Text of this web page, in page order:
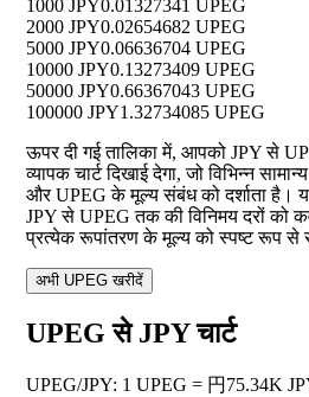
1000 JPY0.01327341 UPEG
2000 JPY0.02654682 UPEG
5000 JPY0.06636704 UPEG
10000 JPY0.13273409 UPEG
50000 JPY0.66367043 UPEG
100000 JPY1.32734085 UPEG
ऊपर दी गई तालिका में, आपको JPY से
व्यापक चार्ट दिखाई देगा, जो विभिन्न
और UPEG के मूल्य संबंध को दर्शाता है।
JPY से UPEG तक की विनिमय दरों को
प्रत्येक रूपांतरण के मूल्य को स्पष्ट रूप
अभी UPEG खरीदें
UPEG से JPY चार्ट
UPEG/JPY: 1 UPEG = 円75.34K